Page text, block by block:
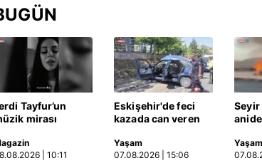
Tayfur’un
mirası
Sesi olay
| Video| 10:11
Eskişehir'de feci
kazada can veren
sıkıştığı araçtan
güçlükle çıkarıldı |
Yaşam
07.08.2026 | 15:06
Seyir
Yaşam